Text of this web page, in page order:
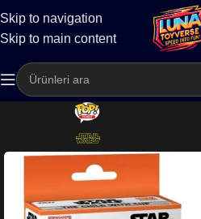
Skip to navigation
Skip to main content
Kargo